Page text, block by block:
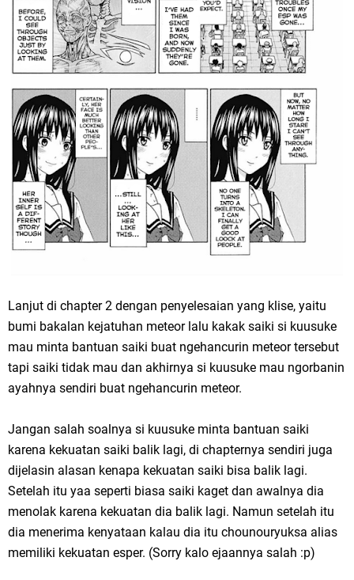
Lanjut di chapter 2 dengan penyelesaian yang klise, yaitu
bumi bakalan kejatuhan meteor lalu kakak saiki si kuusuke
mau minta bantuan saiki buat ngehancurin meteor tersebut
tapi saiki tidak mau dan akhirnya si kuusuke mau ngorbanin
ayahnya sendiri buat ngehancurin meteor.
Jangan salah soalnya si kuusuke minta bantuan saiki
karena kekuatan saiki balik lagi, di chapternya sendiri juga
dijelasin alasan kenapa kekuatan saiki bisa balik lagi.
Setelah itu yaa seperti biasa saiki kaget dan awalnya dia
menolak karena kekuatan dia balik lagi. Namun setelah itu
dia menerima kenyataan kalau dia itu chounouryuksa alias
memiliki kekuatan esper. (Sorry kalo ejaannya salah :p)